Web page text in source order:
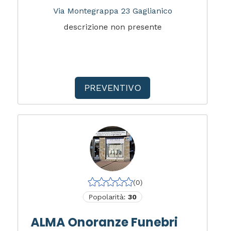
Via Montegrappa 23 Gaglianico
descrizione non presente
PREVENTIVO
(0)
Popolarità: 30
ALMA Onoranze Funebri